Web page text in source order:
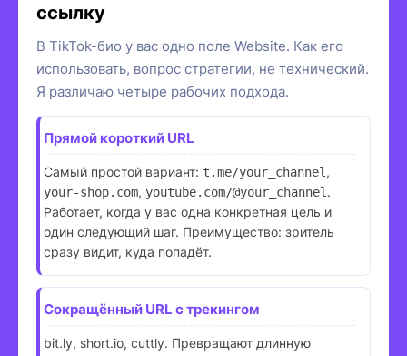
ссылку
В TikTok-био у вас одно поле Website. Как его
использовать, вопрос стратегии, не технический.
Я различаю четыре рабочих подхода.
Прямой короткий URL
Самый простой вариант: t.me/your_channel ,
your-shop.com, youtube.com/@your_channel .
Работает, когда у вас одна конкретная цель и
один следующий шаг. Преимущество: зритель
сразу видит, куда попадёт.
Сокращённый URL с трекингом
bit.ly, short.io, cuttly. Превращают длинную